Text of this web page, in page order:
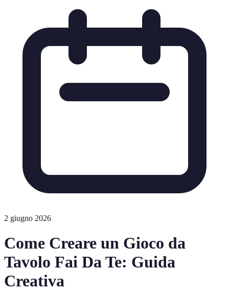
2 giugno 2026
Come Creare un Gioco da
Tavolo Fai Da Te: Guida
Creativa